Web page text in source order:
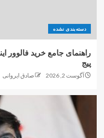
دسته‌بندی نشده
راهنمای جامع خرید فالوور
پیج
آگوست 2, 2026 صادق ایروانی